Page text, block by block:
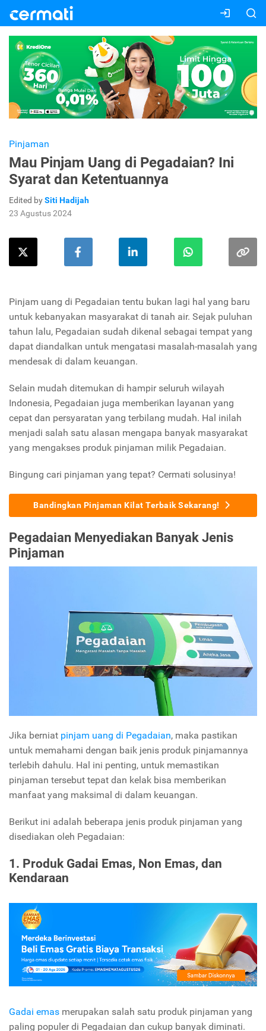
Pinjaman
Mau Pinjam Uang di Pegadaian? Ini
Syarat dan Ketentuannya
Edited bySiti Hadijah
23 Agustus 2024
Pinjam uang di Pegadaian tentu bukan lagi hal yang baru
untuk kebanyakan masyarakat di tanah air. Sejak puluhan
tahun lalu, Pegadaian sudah dikenal sebagai tempat yang
dapat diandalkan untuk mengatasi masalah-masalah yang
mendesak di dalam keuangan.
Selain mudah ditemukan di hampir seluruh wilayah
Indonesia, Pegadaian juga memberikan layanan yang
cepat dan persyaratan yang terbilang mudah. Hal inilah
menjadi salah satu alasan mengapa banyak masyarakat
yang mengakses produk pinjaman milik Pegadaian.
Bingung cari pinjaman yang tepat? Cermati solusinya!
Bandingkan Pinjaman Kilat Terbaik Sekarang!
Pegadaian Menyediakan Banyak Jenis
Pinjaman
Jika berniat pinjam uang di Pegadaian, maka pastikan
untuk memahami dengan baik jenis produk pinjamannya
terlebih dahulu. Hal ini penting, untuk memastikan
pinjaman tersebut tepat dan kelak bisa memberikan
manfaat yang maksimal di dalam keuangan.
Berikut ini adalah beberapa jenis produk pinjaman yang
disediakan oleh Pegadaian:
1. Produk Gadai Emas, Non Emas, dan
Kendaraan
Gadai emas merupakan salah satu produk pinjaman yang
paling populer di Pegadaian dan cukup banyak diminati.